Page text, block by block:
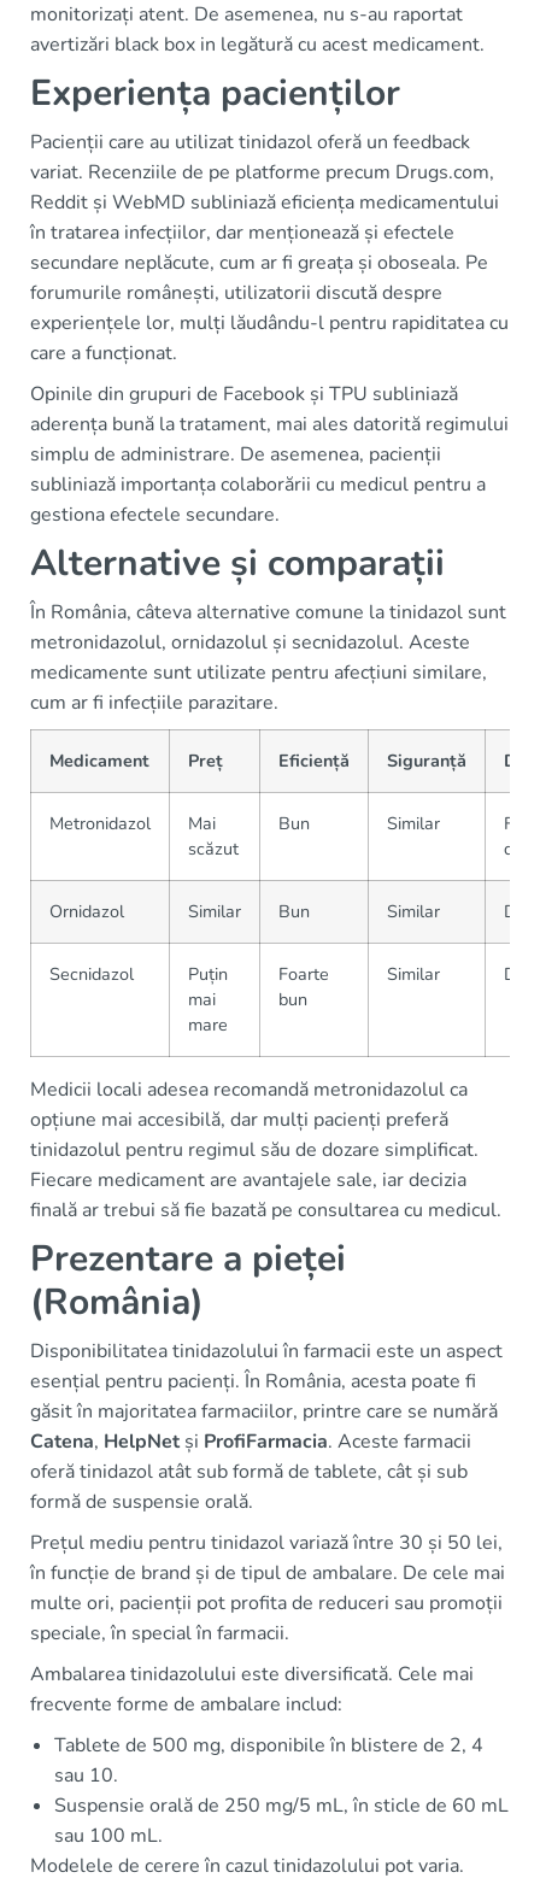
monitorizați atent. De asemenea, nu s-au raportat
avertizări black box in legătură cu acest medicament.
Experiența pacienților
Pacienții care au utilizat tinidazol oferă un feedback
variat. Recenziile de pe platforme precum Drugs.com,
Reddit și WebMD subliniază eficiența medicamentului
în tratarea infecțiilor, dar menționează și efectele
secundare neplăcute, cum ar fi greața și oboseala. Pe
forumurile românești, utilizatorii discută despre
experiențele lor, mulți lăudându-l pentru rapiditatea cu
care a funcționat.
Opinile din grupuri de Facebook și TPU subliniază
aderența bună la tratament, mai ales datorită regimului
simplu de administrare. De asemenea, pacienții
subliniază importanța colaborării cu medicul pentru a
gestiona efectele secundare.
Alternative și comparații
În România, câteva alternative comune la tinidazol sunt
metronidazolul, ornidazolul și secnidazolul. Aceste
medicamente sunt utilizate pentru afecțiuni similare,
cum ar fi infecțiile parazitare.
Medicament Preț Eficiență Siguranță
Metronidazol
Mai
scăzut
Bun Similar
Ornidazol Similar Bun Similar
Secnidazol
Puțin
mai
mare
Foarte
bun
Similar
Medicii locali adesea recomandă metronidazolul ca
opțiune mai accesibilă, dar mulți pacienți preferă
tinidazolul pentru regimul său de dozare simplificat.
Fiecare medicament are avantajele sale, iar decizia
finală ar trebui să fie bazată pe consultarea cu medicul.
Prezentare a pieței
(România)
Disponibilitatea tinidazolului în farmacii este un aspect
esențial pentru pacienți. În România, acesta poate fi
găsit în majoritatea farmaciilor, printre care se numără
Catena, HelpNetși ProfiFarmacia. Aceste farmacii
oferă tinidazol atât sub formă de tablete, cât și sub
formă de suspensie orală.
Prețul mediu pentru tinidazol variază între 30 și 50 lei,
în funcție de brand și de tipul de ambalare. De cele mai
multe ori, pacienții pot profita de reduceri sau promoții
speciale, în special în farmacii.
Ambalarea tinidazolului este diversificată. Cele mai
frecvente forme de ambalare includ:
Tablete de 500 mg, disponibile în blistere de 2, 4
sau 10.
Suspensie orală de 250 mg/5 mL, în sticle de 60 mL
sau 100 mL.
Modelele de cerere în cazul tinidazolului pot varia.